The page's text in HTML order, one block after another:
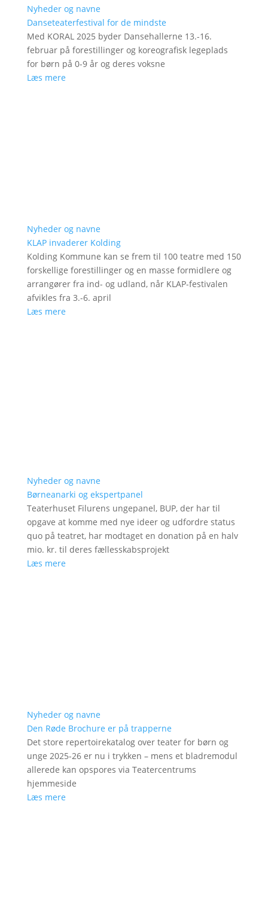
Nyheder og navne
Danseteaterfestival for de mindste
Med KORAL 2025 byder Dansehallerne 13.-16.
februar på forestillinger og koreografisk legeplads
for børn på 0-9 år og deres voksne
Læs mere
Nyheder og navne
KLAP invaderer Kolding
Kolding Kommune kan se frem til 100 teatre med 150
forskellige forestillinger og en masse formidlere og
arrangører fra ind- og udland, når KLAP-festivalen
afvikles fra 3.-6. april
Læs mere
Nyheder og navne
Børneanarki og ekspertpanel
Teaterhuset Filurens ungepanel, BUP, der har til
opgave at komme med nye ideer og udfordre status
quo på teatret, har modtaget en donation på en halv
mio. kr. til deres fællesskabsprojekt
Læs mere
Nyheder og navne
Den Røde Brochure er på trapperne
Det store repertoirekatalog over teater for børn og
unge 2025-26 er nu i trykken – mens et bladremodul
allerede kan opspores via Teatercentrums
hjemmeside
Læs mere